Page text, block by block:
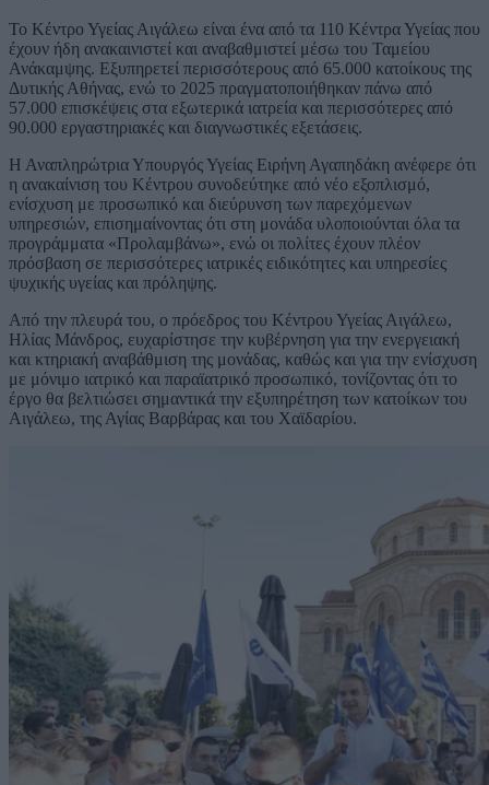
Το Κέντρο Υγείας Αιγάλεω είναι ένα από τα 110 Κέντρα Υγείας που
έχουν ήδη ανακαινιστεί και αναβαθμιστεί μέσω του Ταμείου
Ανάκαμψης. Εξυπηρετεί περισσότερους από 65.000 κατοίκους της
Δυτικής Αθήνας, ενώ το 2025 πραγματοποιήθηκαν πάνω από
57.000 επισκέψεις στα εξωτερικά ιατρεία και περισσότερες από
90.000 εργαστηριακές και διαγνωστικές εξετάσεις.
Η Αναπληρώτρια Υπουργός Υγείας Ειρήνη Αγαπηδάκη ανέφερε ότι
η ανακαίνιση του Κέντρου συνοδεύτηκε από νέο εξοπλισμό,
ενίσχυση με προσωπικό και διεύρυνση των παρεχόμενων
υπηρεσιών, επισημαίνοντας ότι στη μονάδα υλοποιούνται όλα τα
προγράμματα «Προλαμβάνω», ενώ οι πολίτες έχουν πλέον
πρόσβαση σε περισσότερες ιατρικές ειδικότητες και υπηρεσίες
ψυχικής υγείας και πρόληψης.
Από την πλευρά του, ο πρόεδρος του Κέντρου Υγείας Αιγάλεω,
Ηλίας Μάνδρος, ευχαρίστησε την κυβέρνηση για την ενεργειακή
και κτηριακή αναβάθμιση της μονάδας, καθώς και για την ενίσχυση
με μόνιμο ιατρικό και παραϊατρικό προσωπικό, τονίζοντας ότι το
έργο θα βελτιώσει σημαντικά την εξυπηρέτηση των κατοίκων του
Αιγάλεω, της Αγίας Βαρβάρας και του Χαϊδαρίου.